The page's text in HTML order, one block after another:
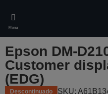
main
content
Menu
Epson DM-
Customer
(EDG)
Descontinuado SKU: